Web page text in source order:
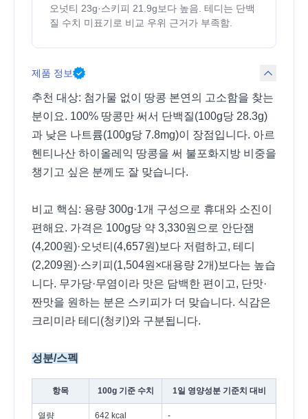
오넛티 23g·스키피 21.9g보다 높음. 테디는 단백
질 수치 미표기로 비교 우위 근거가 부족함.
제품 정보
추천 대상: 첨가물 없이 땅콩 본연의 고소함을 찾는
분이요. 100% 땅콩만 써서 단백질(100g당 28.3g)
과 낮은 나트륨(100g당 7.8mg)이 장점입니다. 아르
헨티나산 하이올레익 땅콩을 써 불포화지방 비중을
챙기고 싶은 분께도 잘 맞습니다.
비교 핵심: 용량 300g·1개 구성으로 휴대와 소진이
편해요. 가격은 100g당 약 3,330원으로 안단잼
(4,200원)·오넛티(4,657원)보다 저렴하고, 테디
(2,209원)·스키피(1,504원×대용량 2개)보다는 높습
니다. 무가당·무염이라 맛은 담백한 편이고, 단맛·
짠맛을 원하는 분은 스키피가 더 맞습니다. 식감은
크리미라 테디(청키)와 구분됩니다.
성분/스펙
항목 100g 기준 수치 1일 영양성분 기준치 대비
열량 642 kcal -